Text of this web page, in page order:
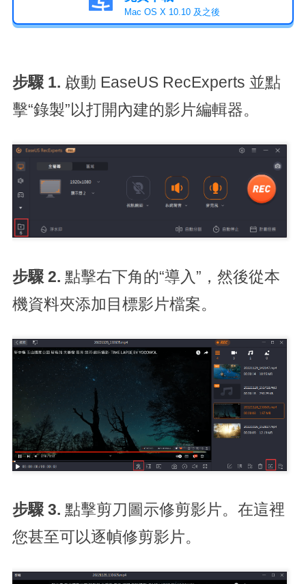
Mac OS X 10.10 及之後
步驟 1. 啟動 EaseUS RecExperts 並點
擊“錄製”以打開內建的影片編輯器。
步驟 2. 點擊右下角的“導入”，然後從本
機資料夾添加目標影片檔案。
步驟 3. 點擊剪刀圖示修剪影片。在這裡
您甚至可以逐幀修剪影片。